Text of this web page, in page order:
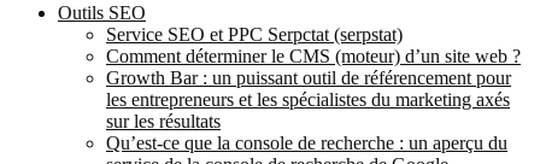
Outils SEO
Service SEO et PPC Serpctat (serpstat)
Comment déterminer le CMS (moteur) d’un site web ?
Growth Bar : un puissant outil de référencement pour
les entrepreneurs et les spécialistes du marketing axés
sur les résultats
Qu’est-ce que la console de recherche : un aperçu du